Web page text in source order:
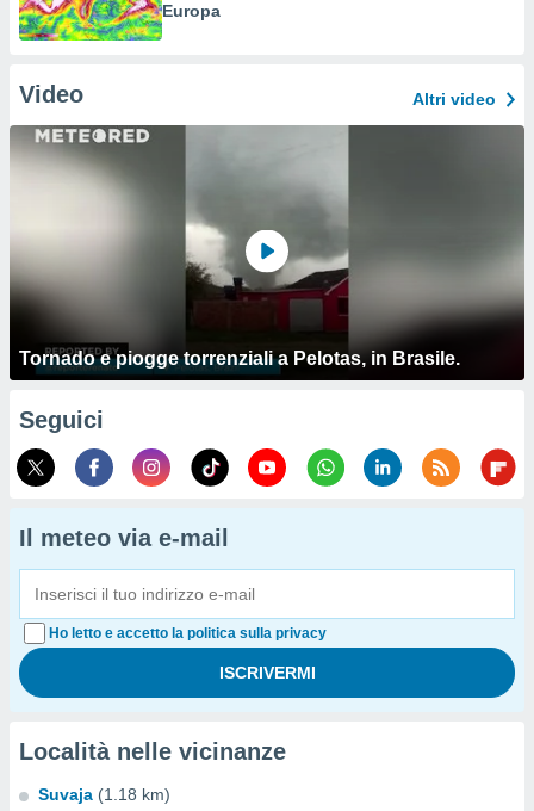
Europa
Video Altri video
Tornado e piogge torrenziali a Pelotas, in Brasile.
Seguici
Il meteo via e-mail
Ho letto e accetto la politica sulla privacy
Località nelle vicinanze
Suvaja (1.18 km)